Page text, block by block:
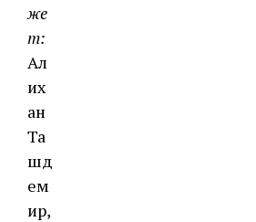
же
т:
Ал
их
ан
Та
шд
ем
ир,